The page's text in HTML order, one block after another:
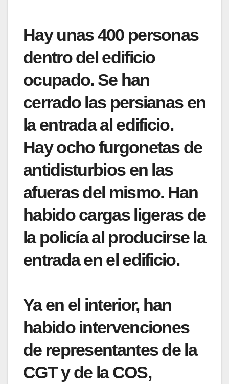
Hay unas 400 personas
dentro del edificio
ocupado. Se han
cerrado las persianas en
la entrada al edificio.
Hay ocho furgonetas de
antidisturbios en las
afueras del mismo. Han
habido cargas ligeras de
la policía al producirse la
entrada en el edificio.
Ya en el interior, han
habido intervenciones
de representantes de la
CGT y de la COS,